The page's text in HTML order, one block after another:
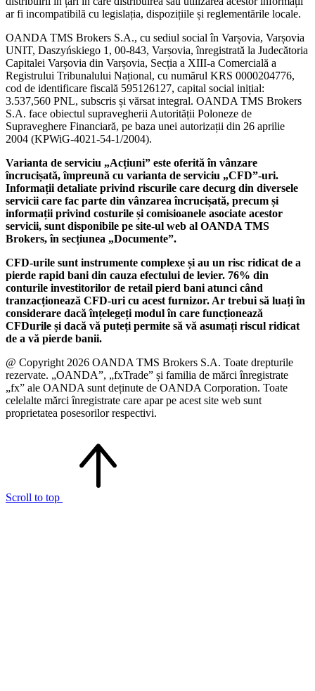
ar fi incompatibilă cu legislația, dispozițiile și reglementările locale.
OANDA TMS Brokers S.A., cu sediul social în Varșovia, Varșovia
UNIT, Daszyńskiego 1, 00-843, Varșovia, înregistrată la Judecătoria
Capitalei Varșovia din Varșovia, Secția a XIII-a Comercială a
Registrului Tribunalului Național, cu numărul KRS 0000204776,
cod de identificare fiscală 595126127, capital social inițial:
3.537,560 PNL, subscris și vărsat integral. OANDA TMS Brokers
S.A. face obiectul supravegherii Autorității Poloneze de
Supraveghere Financiară, pe baza unei autorizații din 26 aprilie
2004 (KPWiG-4021-54-1/2004).
Varianta de serviciu „Acțiuni” este oferită în vânzare
încrucișată, împreună cu varianta de serviciu „CFD”-uri.
Informații detaliate privind riscurile care decurg din diversele
servicii care fac parte din vânzarea încrucișată, precum și
informații privind costurile și comisioanele asociate acestor
servicii, sunt disponibile pe site-ul web al OANDA TMS
Brokers, în secțiunea „Documente”.
CFD-urile sunt instrumente complexe și au un risc ridicat de a
pierde rapid bani din cauza efectului de levier. 76% din
conturile investitorilor de retail pierd bani atunci când
tranzacționează CFD-uri cu acest furnizor. Ar trebui să luați în
considerare dacă înțelegeți modul în care funcționează
CFDurile și dacă vă puteți permite să vă asumați riscul ridicat
de a vă pierde banii.
@ Copyright 2026 OANDA TMS Brokers S.A. Toate drepturile
rezervate. „OANDA”, „fxTrade” și familia de mărci înregistrate
„fx” ale OANDA sunt deținute de OANDA Corporation. Toate
celelalte mărci înregistrate care apar pe acest site web sunt
proprietatea posesorilor respectivi.
Scroll to top